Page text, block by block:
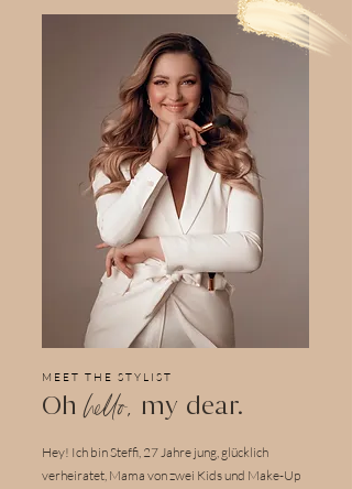
MEET THE STYLIST
Ohhello, my dear.
Hey! Ich bin Steffi, 27 Jahre jung, glücklich
verheiratet, Mama von zwei Kids und Make-Up